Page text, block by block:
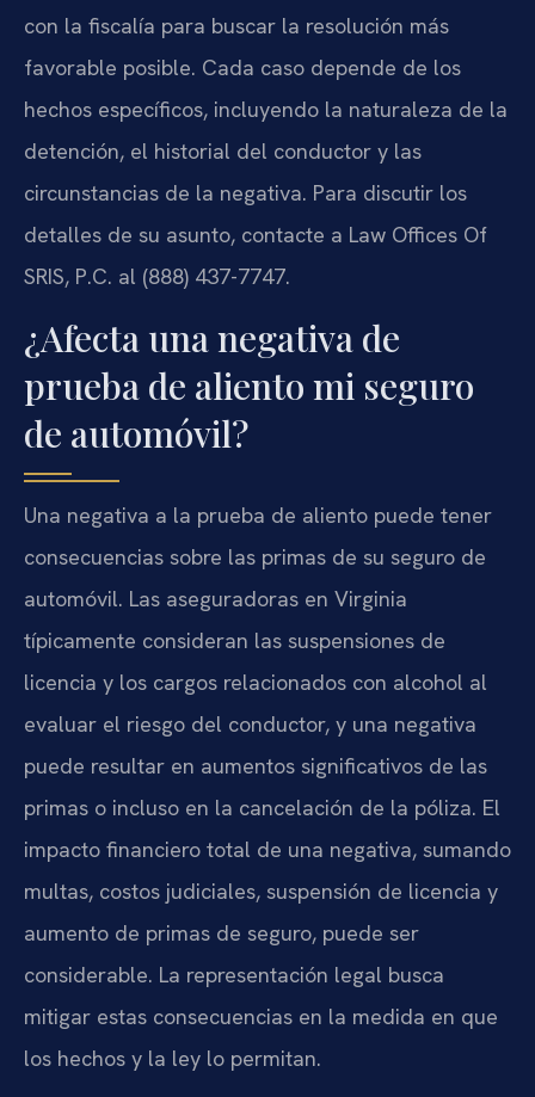
con la fiscalía para buscar la resolución más
favorable posible. Cada caso depende de los
hechos específicos, incluyendo la naturaleza de la
detención, el historial del conductor y las
circunstancias de la negativa. Para discutir los
detalles de su asunto, contacte a Law Offices Of
SRIS, P.C. al (888) 437-7747.
¿Afecta una negativa de
prueba de aliento mi seguro
de automóvil?
Una negativa a la prueba de aliento puede tener
consecuencias sobre las primas de su seguro de
automóvil. Las aseguradoras en Virginia
típicamente consideran las suspensiones de
licencia y los cargos relacionados con alcohol al
evaluar el riesgo del conductor, y una negativa
puede resultar en aumentos significativos de las
primas o incluso en la cancelación de la póliza. El
impacto financiero total de una negativa, sumando
multas, costos judiciales, suspensión de licencia y
aumento de primas de seguro, puede ser
considerable. La representación legal busca
mitigar estas consecuencias en la medida en que
los hechos y la ley lo permitan.